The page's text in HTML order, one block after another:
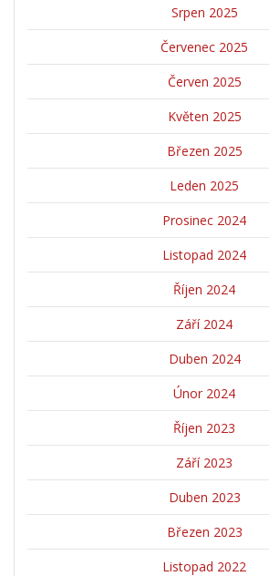
Srpen 2025
Červenec 2025
Červen 2025
Květen 2025
Březen 2025
Leden 2025
Prosinec 2024
Listopad 2024
Říjen 2024
Září 2024
Duben 2024
Únor 2024
Říjen 2023
Září 2023
Duben 2023
Březen 2023
Listopad 2022